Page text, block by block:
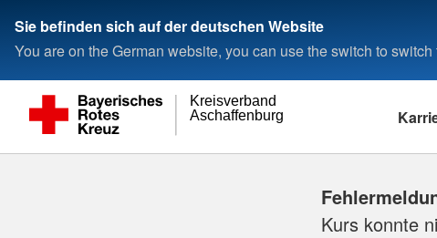
Sie befinden sich auf der deutschen Website
You are on the German website, you can use the switch to
Aschaffenburg
Kreisverband
Kurs konnte